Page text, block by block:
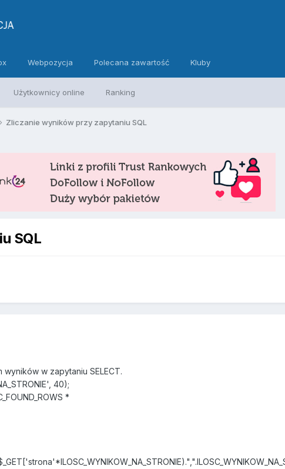
Użytkownicy online Ranking
Webpozycja Polecana zawartość Kluby
Zliczanie wyników przy zapytaniu SQL
SQL
w zapytaniu SELECT.
40);
*